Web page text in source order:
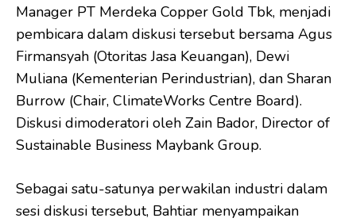
Manager PT Merdeka Copper Gold Tbk, menjadi
pembicara dalam diskusi tersebut bersama Agus
Firmansyah (Otoritas Jasa Keuangan), Dewi
Muliana (Kementerian Perindustrian), dan Sharan
Burrow (Chair, ClimateWorks Centre Board).
Diskusi dimoderatori oleh Zain Bador, Director of
Sustainable Business Maybank Group.
Sebagai satu-satunya perwakilan industri dalam
sesi diskusi tersebut, Bahtiar menyampaikan